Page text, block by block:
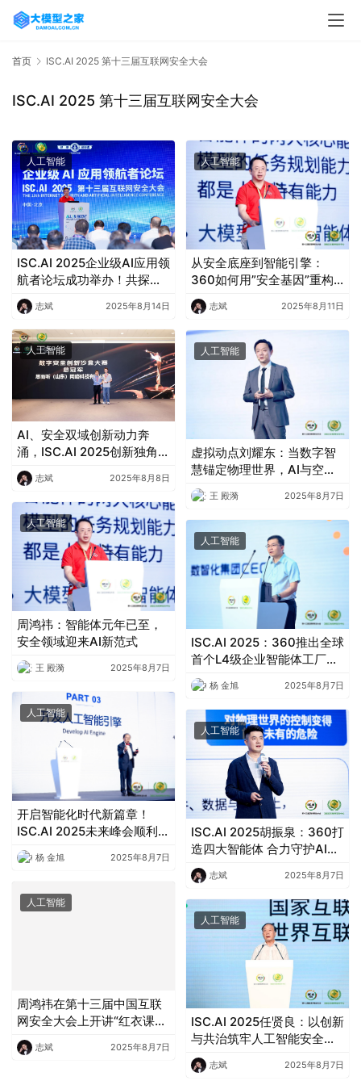
首页 ISC.AI 2025 第十三届互联网安全大会
ISC.AI 2025 第十三届互联网安全大会
人工智能
ISC.AI 2025企业级AI应用领
航者论坛成功举办！共探智
能体赋能政企数字化新发展
志斌 2025年8月14日
人工智能
从安全底座到智能引擎：
360如何用”安全基因”重构
企业级智能体生态
志斌 2025年8月11日
人工智能
AI、安全双域创新动力奔
涌，ISC.AI 2025创新独角兽
沙盒大赛战报出炉
志斌 2025年8月8日
人工智能
虚拟动点刘耀东：当数字智
慧锚定物理世界，AI与空间
计算如何赋能千行百业
王 殿漪 2025年8月7日
人工智能
周鸿祎：智能体元年已至，
安全领域迎来AI新范式
王 殿漪 2025年8月7日
人工智能
ISC.AI 2025：360推出全球
首个L4级企业智能体工厂
SEAF
杨 金旭 2025年8月7日
人工智能
开启智能化时代新篇章！
ISC.AI 2025未来峰会顺利召
开
杨 金旭 2025年8月7日
人工智能
ISC.AI 2025胡振泉：360打
造四大智能体 合力守护AI安
全
志斌 2025年8月7日
人工智能
周鸿祎在第十三届中国互联
网安全大会上开讲“红衣课
堂”
志斌 2025年8月7日
人工智能
ISC.AI 2025任贤良：以创新
与共治筑牢人工智能安全防
线
志斌 2025年8月7日